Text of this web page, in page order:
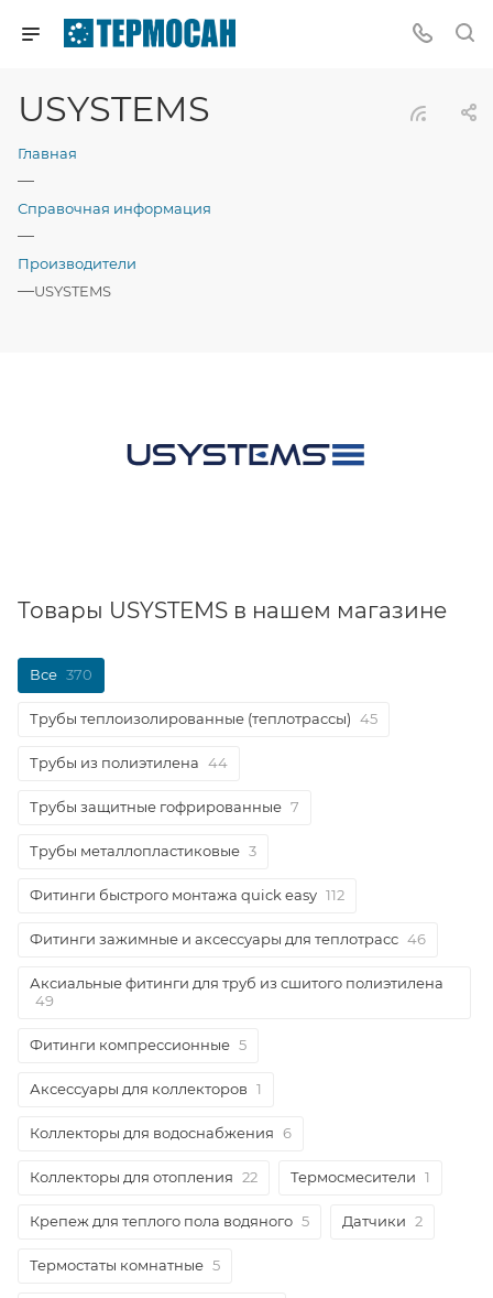
USYSTEMS
Главная
—
Справочная информация
—
Производители
—USYSTEMS
Товары USYSTEMS в нашем магазине
Все 370
Трубы теплоизолированные (теплотрассы) 45
Трубы из полиэтилена 44
Трубы защитные гофрированные 7
Трубы металлопластиковые 3
Фитинги быстрого монтажа quick easy 112
Фитинги зажимные и аксессуары для теплотрасс 46
Аксиальные фитинги для труб из сшитого полиэтилена
49
Фитинги компрессионные 5
Аксессуары для коллекторов 1
Коллекторы для водоснабжения 6
Коллекторы для отопления 22 Термосмесители 1
Крепеж для теплого пола водяного 5 Датчики 2
Термостаты комнатные 5